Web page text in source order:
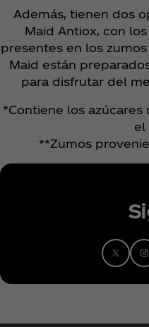
Además, tienen dos
Maid Antiox, con
presentes en los
Maid están
para disfrutar del
*Contiene los
el
**Zumos